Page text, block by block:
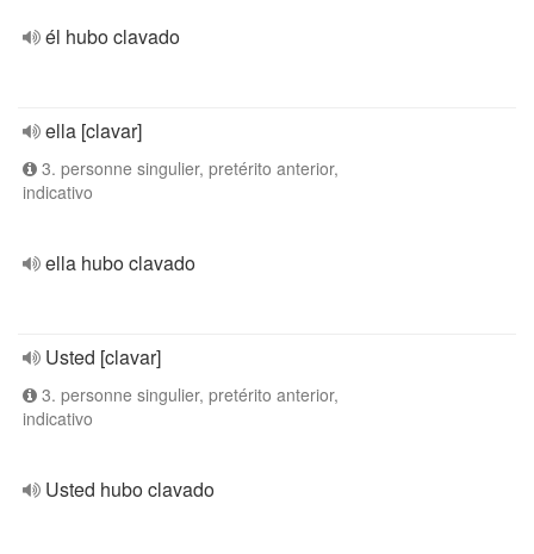
él hubo clavado
ella [clavar]
3. personne singulier, pretérito anterior,
indicativo
ella hubo clavado
Usted [clavar]
3. personne singulier, pretérito anterior,
indicativo
Usted hubo clavado